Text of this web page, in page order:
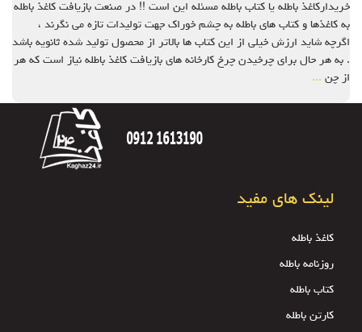
خریدارکاغذ باطله یا کتاب باطله مسئله این است !! در صنعت بازیافت کاغذ باطله
به کاغذها و کتاب های باطله به چشم خوراک جهت تولیدات تازه می نگرند ،
اگرچه شاید ارزش خیلی از این کتاب ها بالاتر از محصول تولید شده ثانویه باشد
. به هر حال برای چرخیدن چرخ کارخانه های بازیافت کاغذ باطله نیاز است که هر
از چن ...
لینک های مفید
کاغذ باطله
روزنامه باطله
کتاب باطله
کارتن باطله